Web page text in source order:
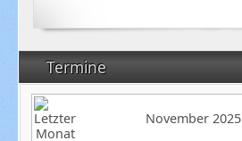
Termine
November 2025